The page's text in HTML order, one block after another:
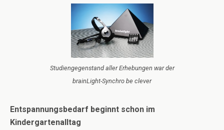
Studiengegenstand aller Erhebungen war der
brainLight-Synchro be clever
Entspannungsbedarf beginnt schon im
Kindergartenalltag